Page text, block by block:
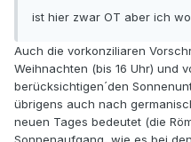
ist hier zwar OT aber ich
Auch die vorkonziliaren
Weihnachten (bis 16 Uhr) und
berücksichtigen´den
übrigens auch nach
neuen Tages bedeutet (die